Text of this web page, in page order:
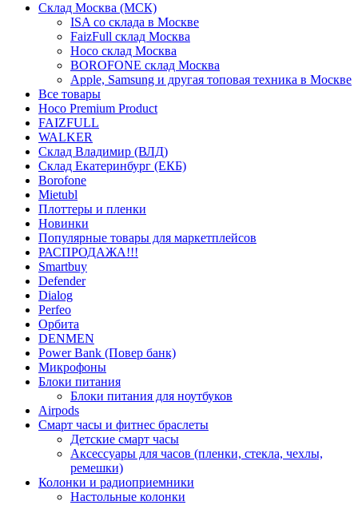
Склад Москва (МСК)
ISA со склада в Москве
FaizFull склад Москва
Hoco склад Москва
BOROFONE склад Москва
Apple, Samsung и другая топовая техника в Москве
Все товары
Hoco Premium Product
FAIZFULL
WALKER
Склад Владимир (ВЛД)
Склад Екатеринбург (ЕКБ)
Borofone
Mietubl
Плоттеры и пленки
Новинки
Популярные товары для маркетплейсов
РАСПРОДАЖА!!!
Smartbuy
Defender
Dialog
Perfeo
Орбита
DENMEN
Power Bank (Повер банк)
Микрофоны
Блоки питания
Блоки питания для ноутбуков
Airpods
Смарт часы и фитнес браслеты
Детские смарт часы
Аксессуары для часов (пленки, стекла, чехлы,
ремешки)
Колонки и радиоприемники
Настольные колонки